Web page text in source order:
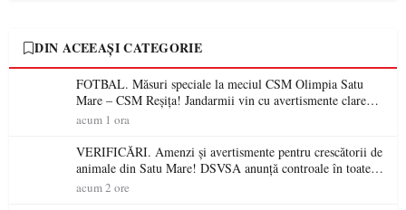
DIN ACEEAȘI CATEGORIE
FOTBAL. Măsuri speciale la meciul CSM Olimpia Satu
Mare – CSM Reșița! Jandarmii vin cu avertismente clare
pentru suporteri
acum 1 ora
VERIFICĂRI. Amenzi și avertismente pentru crescătorii de
animale din Satu Mare! DSVSA anunță controale în toate
gospodăriile și face apel la respectarea legii
acum 2 ore